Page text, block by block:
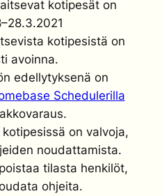
kotipesät on
kotipesistä on
avoinna.
edellytyksenä on
Schedulerilla
on valvoja,
noudattamista.
tilasta henkilöt,
ohjeita.